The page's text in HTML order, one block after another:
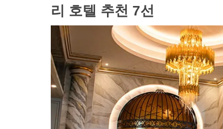
리 호텔 추천 7선